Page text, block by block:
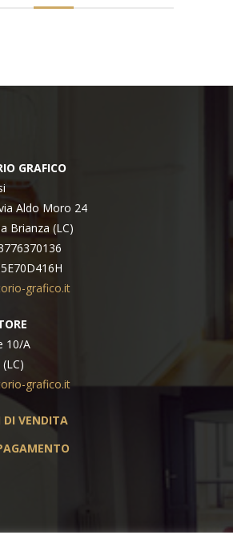
GRAFICO
Aldo Moro 24
Brianza (LC)
grafico.it
10/A
grafico.it
DI VENDITA